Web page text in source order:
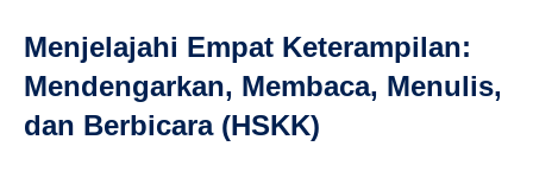
Menjelajahi Empat Keterampilan:
Mendengarkan, Membaca, Menulis,
dan Berbicara (HSKK)